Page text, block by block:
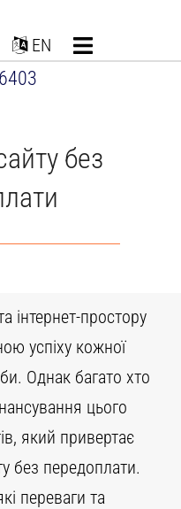
EN
без
інтернет-простору
успіху кожної
Однак багато хто
цього
який привертає
без передоплати.
переваги та